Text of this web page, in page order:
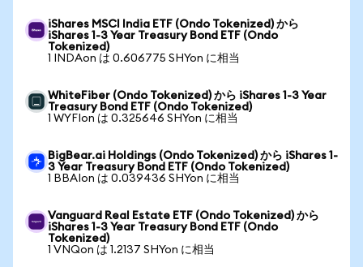
iShares MSCI India ETF (Ondo Tokenized) から
iShares 1-3 Year Treasury Bond ETF (Ondo
Tokenized)
1 INDAon は 0.606775 SHYon に相当
WhiteFiber (Ondo Tokenized) から iShares 1-3 Year
Treasury Bond ETF (Ondo Tokenized)
1 WYFIon は 0.325646 SHYon に相当
BigBear.ai Holdings (Ondo Tokenized) から iShares 1-
3 Year Treasury Bond ETF (Ondo Tokenized)
1 BBAIon は 0.039436 SHYon に相当
Vanguard Real Estate ETF (Ondo Tokenized) から
iShares 1-3 Year Treasury Bond ETF (Ondo
Tokenized)
1 VNQon は 1.2137 SHYon に相当